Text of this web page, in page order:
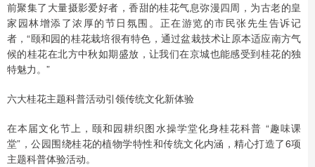
前聚集了大量摄影爱好者，香甜的桂花气息弥漫四周，为古老的皇
家园林增添了浓厚的节日氛围。正在游览的市民张先生告诉记
者，“颐和园的桂花栽培很有特色，通过盆栽技术让原本适应南方气
候的桂花在北方中秋如期盛放，让我们在京城也能感受到桂花的独
特魅力。”
六大桂花主题科普活动引领传统文化新体验
在本届文化节上，颐和园耕织图水操学堂化身桂花科普 “趣味课
堂”，公园围绕桂花的植物学特性和传统文化内涵，精心打造了6项
主题科普体验活动。